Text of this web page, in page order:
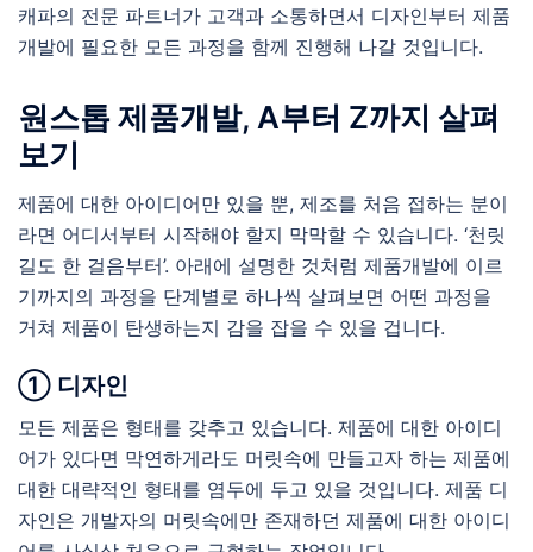
캐파의 전문 파트너가 고객과 소통하면서 디자인부터 제품
개발에 필요한 모든 과정을 함께 진행해 나갈 것입니다.
원스톱 제품개발, A부터 Z까지 살펴
보기
제품에 대한 아이디어만 있을 뿐, 제조를 처음 접하는 분이
라면 어디서부터 시작해야 할지 막막할 수 있습니다. ‘천릿
길도 한 걸음부터’. 아래에 설명한 것처럼 제품개발에 이르
기까지의 과정을 단계별로 하나씩 살펴보면 어떤 과정을
거쳐 제품이 탄생하는지 감을 잡을 수 있을 겁니다.
① 디자인
모든 제품은 형태를 갖추고 있습니다. 제품에 대한 아이디
어가 있다면 막연하게라도 머릿속에 만들고자 하는 제품에
대한 대략적인 형태를 염두에 두고 있을 것입니다. 제품 디
자인은 개발자의 머릿속에만 존재하던 제품에 대한 아이디